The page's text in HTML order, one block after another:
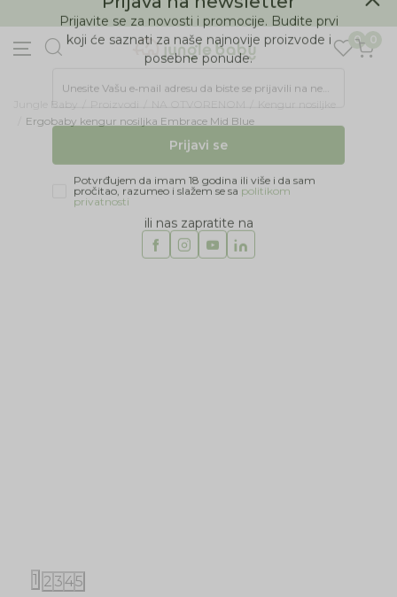
BESPLATNA ISPORUKA Paketa preko 4.000 RSD
0 0
Jungle Baby Proizvodi NA OTVORENOM
Kengur nosiljke
Ergobaby kengur nosiljka Embrace Mid Blue
1 2 345
Prijava na newsletter
Prijavite se za novosti i promocije. Budite prvi
koji će saznati za naše najnovije proizvode i
posebne ponude.
Potvrđujem da imam 18 godina ili više i da sam
pročitao, razumeo i slažem se sa
ili nas zapratite na